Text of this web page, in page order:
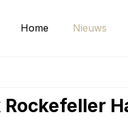
Home Nieuws